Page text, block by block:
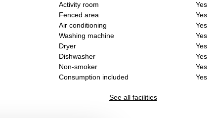
Activity room
Yes
Fenced area
Yes
Air conditioning
Yes
Washing machine
Yes
Dryer
Yes
Dishwasher
Yes
Non-smoker
Yes
Consumption included
Yes
See all facilities